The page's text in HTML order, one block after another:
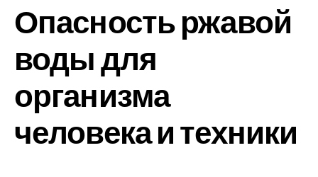
Опасность ржавой
воды для
организма
человека и техники